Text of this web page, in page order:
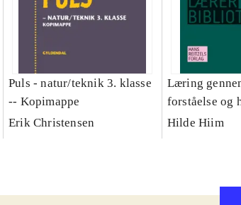
Puls - natur/teknik 3. klasse
-- Kopimappe
Erik Christensen
Læring
forståelse og
studiebog i
Hilde Hiim